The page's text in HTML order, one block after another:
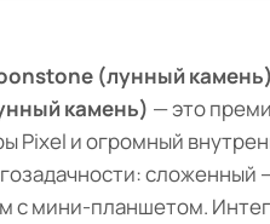
(лунный
камень) — это
Pixel и огромный
с мини-планшетом.